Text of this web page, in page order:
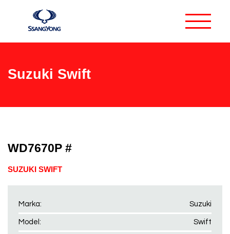
Suzuki Swift
WD7670P #
SUZUKI SWIFT
Marka: Suzuki
Model: Swift